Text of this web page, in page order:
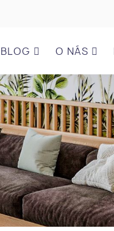
BLOG O NÁS